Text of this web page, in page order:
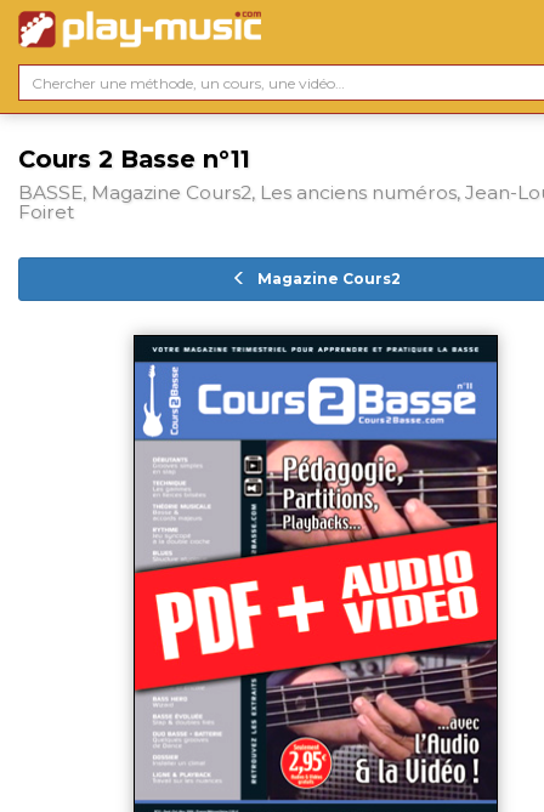
Cours 2 Basse n°11
BASSE, Magazine Cours2, Les anciens numéros, Jean-
Foiret
Magazine Cours2